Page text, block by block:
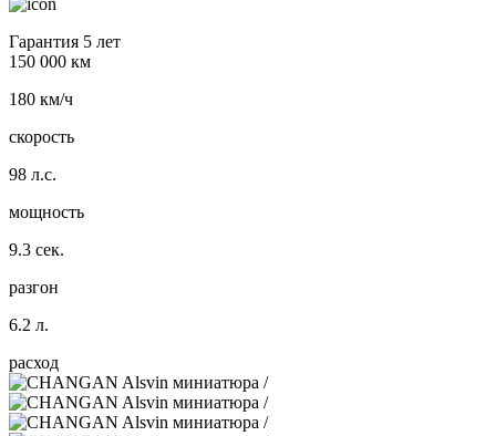
Гарантия 5 лет
150 000 км
180 км/ч
скорость
98 л.с.
мощность
9.3 сек.
разгон
6.2 л.
расход